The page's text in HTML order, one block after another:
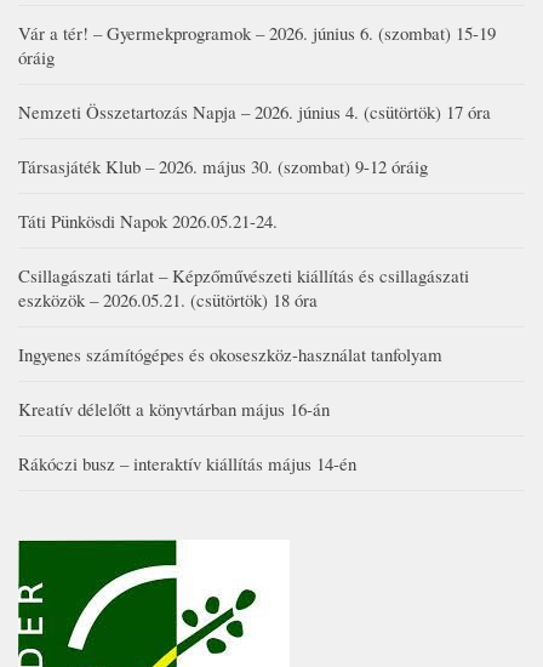
Vár a tér! – Gyermekprogramok – 2026. június 6. (szombat) 15-19
óráig
Nemzeti Összetartozás Napja – 2026. június 4. (csütörtök) 17 óra
Társasjáték Klub – 2026. május 30. (szombat) 9-12 óráig
Táti Pünkösdi Napok 2026.05.21-24.
Csillagászati tárlat – Képzőművészeti kiállítás és csillagászati
eszközök – 2026.05.21. (csütörtök) 18 óra
Ingyenes számítógépes és okoseszköz-használat tanfolyam
Kreatív délelőtt a könyvtárban május 16-án
Rákóczi busz – interaktív kiállítás május 14-én